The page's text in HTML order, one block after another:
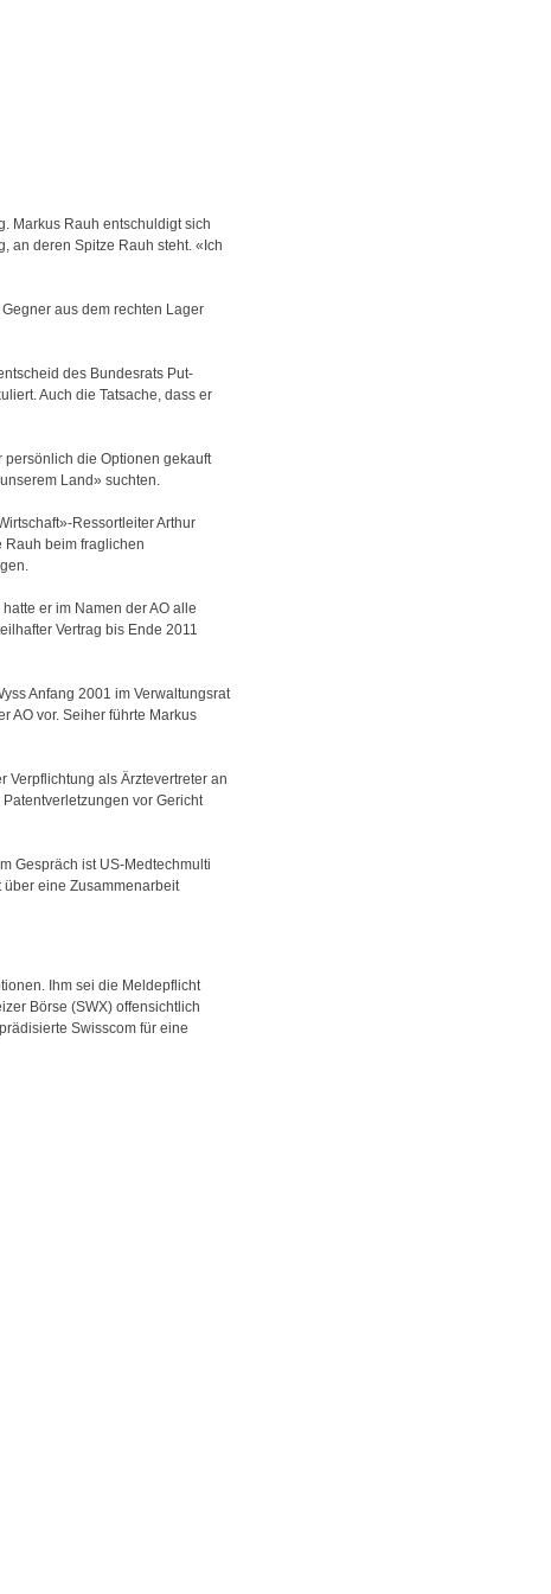
Markus Rauh entschuldigt sich
an deren Spitze Rauh steht. «Ich
aus dem rechten Lager
des Bundesrats Put-
Auch die Tatsache, dass er
die Optionen gekauft
Land» suchten.
Ressortleiter Arthur
Rauh beim fraglichen
er im Namen der AO alle
Vertrag bis Ende 2011
Anfang 2001 im Verwaltungsrat
AO vor. Seiher führte Markus
Verpflichtung als Ärztevertreter an
vor Gericht
Gespräch ist US-Medtechmulti
über eine Zusammenarbeit
Ihm sei die Meldepflicht
Börse (SWX) offensichtlich
Swisscom für eine